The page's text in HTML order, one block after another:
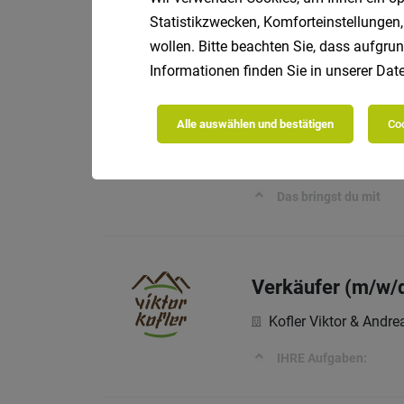
Wer wir sind
Chef de Partie
Das bringst du mit
Verkäufer (m/w/
Kofler Viktor &
IHRE Aufgaben:
Statistikzwecken,
wollen. Bitte beachten Sie, dass
Informationen finden Sie in unserer
Alle auswählen und bestätigen